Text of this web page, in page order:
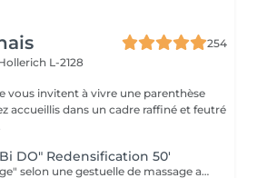
254
L-2128
vous invitent à vivre une parenthèse
DO" Redensification 50'
Soin repulpant "anti-âge" selon une gestuelle de massage active : le Ko-Bi-Do. Véritable lifting naturel du visage inspiré d'un rituel japonais associé à notre principe de Dermaponcture pour lisser efficacement les traits et tonifier le cou. Durant ce soin, nous utiliserons les produits spécifiques aux besoin de votre peau.